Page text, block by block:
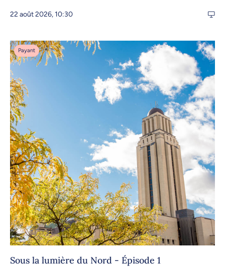
22 août 2026, 10:30
Payant
Sous la lumière du Nord - Épisode 1